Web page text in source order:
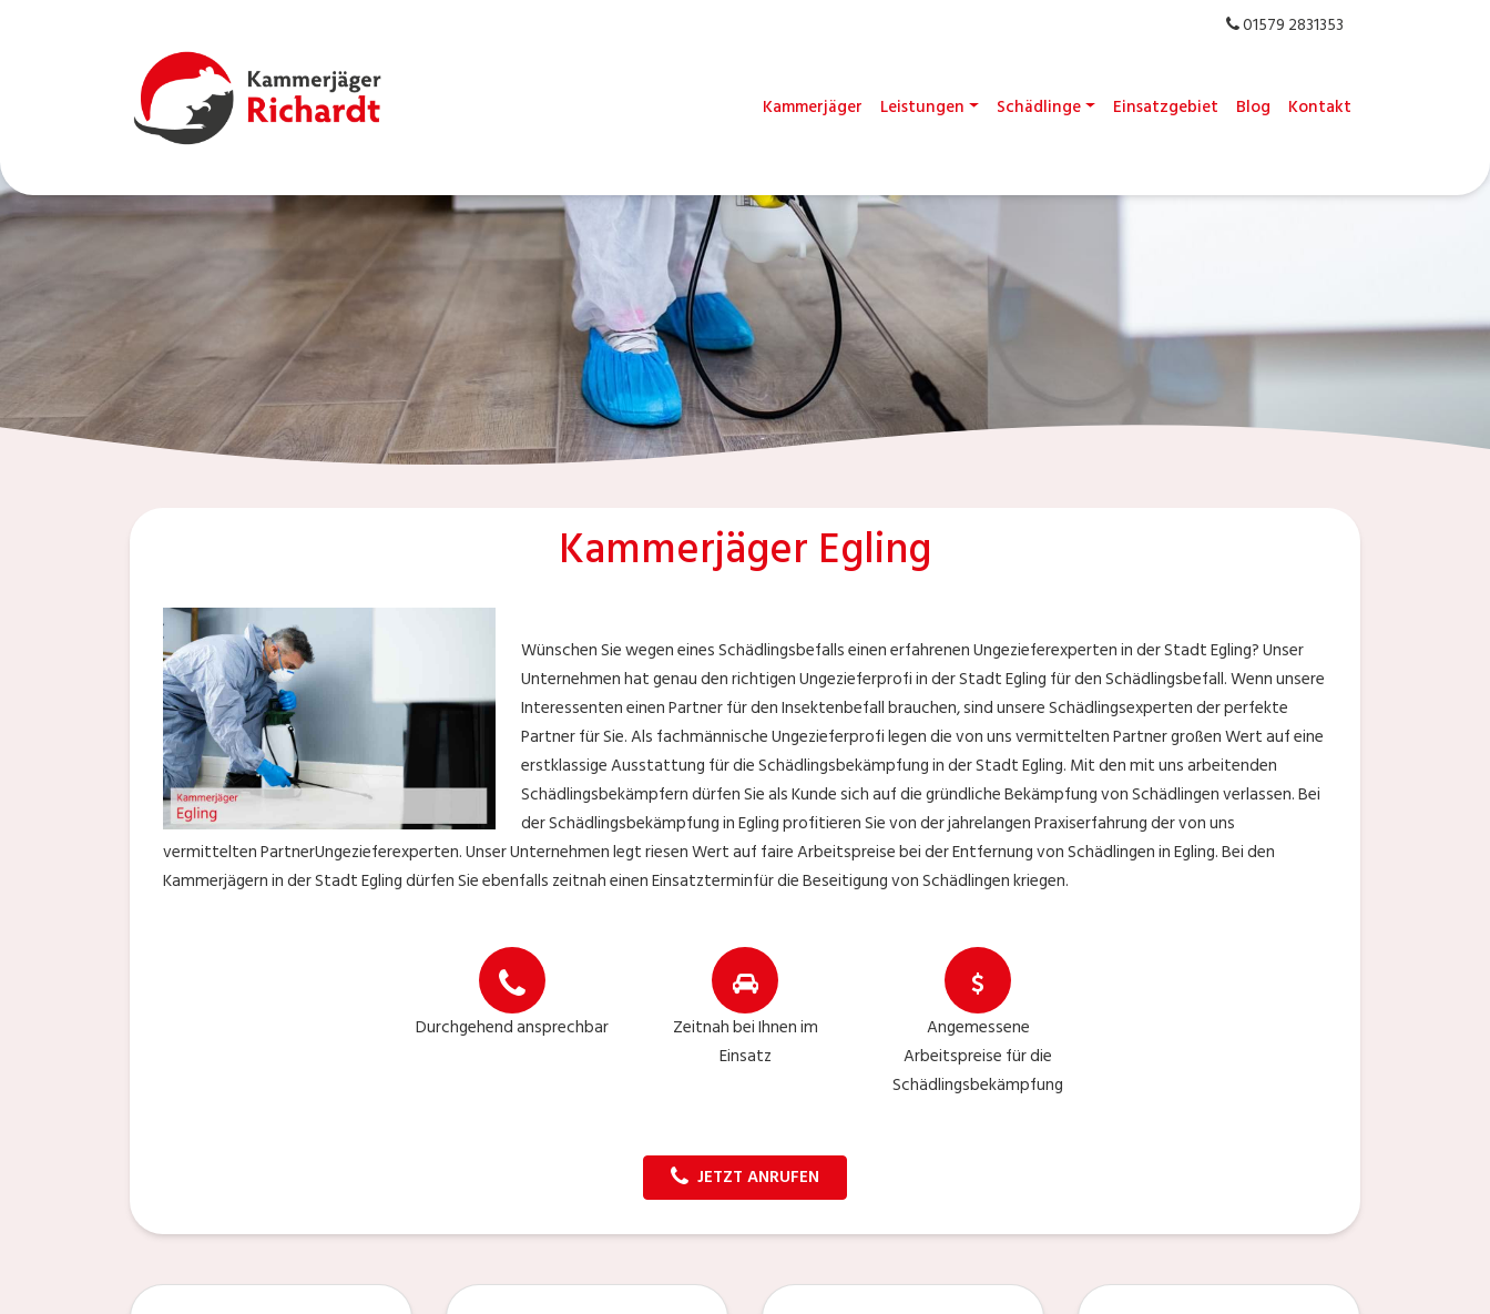
01579 2831353
Kammerjäger Leistungen Schädlinge Einsatzgebiet Blog Kontakt
Kammerjäger Egling
Wünschen Sie wegen eines Schädlingsbefalls einen erfahrenen Ungezieferexperten in der Stadt Egling? Unser
Unternehmen hat genau den richtigen Ungezieferprofi in der Stadt Egling für den Schädlingsbefall. Wenn unsere
Interessenten einen Partner für den Insektenbefall brauchen, sind unsere Schädlingsexperten der perfekte
Partner für Sie. Als fachmännische Ungezieferprofi legen die von uns vermittelten Partner großen Wert auf eine
erstklassige Ausstattung für die Schädlingsbekämpfung in der Stadt Egling. Mit den mit uns arbeitenden
Schädlingsbekämpfern dürfen Sie als Kunde sich auf die gründliche Bekämpfung von Schädlingen verlassen. Bei
der Schädlingsbekämpfung in Egling profitieren Sie von der jahrelangen Praxiserfahrung der von uns
vermittelten PartnerUngezieferexperten. Unser Unternehmen legt riesen Wert auf faire Arbeitspreise bei der Entfernung von Schädlingen in Egling. Bei den
Kammerjägern in der Stadt Egling dürfen Sie ebenfalls zeitnah einen Einsatzterminfür die Beseitigung von Schädlingen kriegen.
Durchgehend ansprechbar
Zeitnah bei Ihnen im
Einsatz
Angemessene
Arbeitspreise für die
Schädlingsbekämpfung
JETZT ANRUFEN